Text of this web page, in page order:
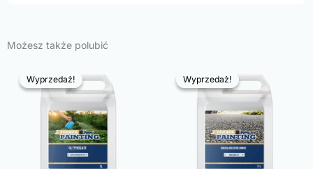
Możesz także polubić
Wyprzedaż!
Wyprzedaż! Wyprzedaż!
Wyprzedaż!